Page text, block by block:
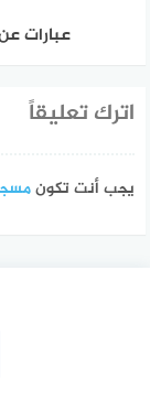
عبارات عن الاخت: 220
اترك تعليقاً
يجب أنت تكون